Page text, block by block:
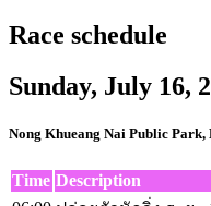
Race schedule
Sunday, July 16,
Nong Khueang Nai Public
Time Description